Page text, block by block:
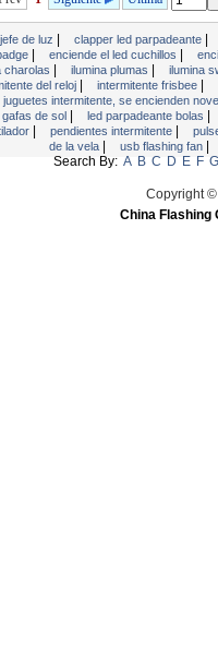
de luz clapper led parpadeante
enciende el led cuchillos
charolas ilumina plumas
ilumina
del reloj intermitente frisbee
juguetes intermitente, se encienden
de sol led parpadeante bolas
pendientes intermitente
de la vela
usb flashing fan
Search By: A B C D E F G
Copyright
China Flashing